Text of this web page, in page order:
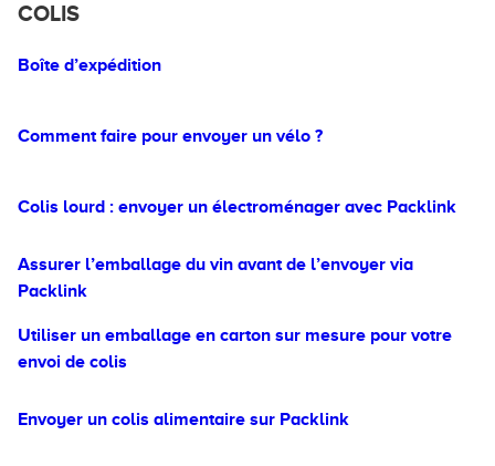
COLIS
Boîte d’expédition
Comment faire pour envoyer un vélo ?
Colis lourd : envoyer un électroménager avec Packlink
Assurer l’emballage du vin avant de l’envoyer via
Packlink
Utiliser un emballage en carton sur mesure pour votre
envoi de colis
Envoyer un colis alimentaire sur Packlink